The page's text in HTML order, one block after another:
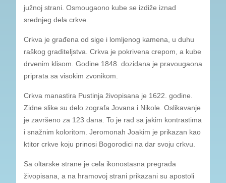
južnoj strani. Osmougaono kube se izdiže iznad
srednjeg dela crkve.
Crkva je građena od sige i lomljenog kamena, u duhu
raškog graditeljstva. Crkva je pokrivena crepom, a kube
drvenim klisom. Godine 1848. dozidana je pravougaona
priprata sa visokim zvonikom.
Crkva manastira Pustinja živopisana je 1622. godine.
Zidne slike su delo zografa Jovana i Nikole. Oslikavanje
je završeno za 123 dana. To je rad sa jakim kontrastima
i snažnim koloritom. Jeromonah Joakim je prikazan kao
ktitor crkve koju prinosi Bogorodici na dar svoju crkvu.
Sa oltarske strane je cela ikonostasna pregrada
živopisana, a na hramovoj strani prikazani su apostoli